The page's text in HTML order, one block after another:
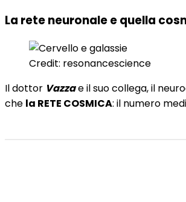
La rete neuronale e quella
Credit: resonancescience
Il dottor Vazzae il suo collega, il
che la RETE COSMICA: il numero